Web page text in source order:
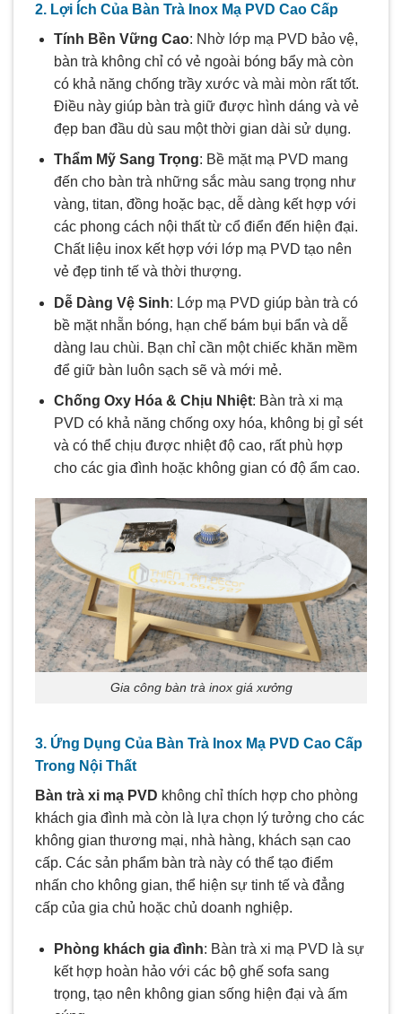
2. Lợi Ích Của Bàn Trà Inox Mạ PVD Cao Cấp
Tính Bền Vững Cao: Nhờ lớp mạ PVD bảo vệ,
bàn trà không chỉ có vẻ ngoài bóng bẩy mà còn
có khả năng chống trầy xước và mài mòn rất tốt.
Điều này giúp bàn trà giữ được hình dáng và vẻ
đẹp ban đầu dù sau một thời gian dài sử dụng.
Thẩm Mỹ Sang Trọng: Bề mặt mạ PVD mang
đến cho bàn trà những sắc màu sang trọng như
vàng, titan, đồng hoặc bạc, dễ dàng kết hợp với
các phong cách nội thất từ cổ điển đến hiện đại.
Chất liệu inox kết hợp với lớp mạ PVD tạo nên
vẻ đẹp tinh tế và thời thượng.
Dễ Dàng Vệ Sinh: Lớp mạ PVD giúp bàn trà có
bề mặt nhẵn bóng, hạn chế bám bụi bẩn và dễ
dàng lau chùi. Bạn chỉ cần một chiếc khăn mềm
để giữ bàn luôn sạch sẽ và mới mẻ.
Chống Oxy Hóa & Chịu Nhiệt: Bàn trà xi mạ
PVD có khả năng chống oxy hóa, không bị gỉ sét
và có thể chịu được nhiệt độ cao, rất phù hợp
cho các gia đình hoặc không gian có độ ẩm cao.
Gia công bàn trà inox giá xưởng
3. Ứng Dụng Của Bàn Trà Inox Mạ PVD Cao Cấp
Trong Nội Thất
Bàn trà xi mạ PVD không chỉ thích hợp cho phòng
khách gia đình mà còn là lựa chọn lý tưởng cho các
không gian thương mại, nhà hàng, khách sạn cao
cấp. Các sản phẩm bàn trà này có thể tạo điểm
nhấn cho không gian, thể hiện sự tinh tế và đẳng
cấp của gia chủ hoặc chủ doanh nghiệp.
Phòng khách gia đình: Bàn trà xi mạ PVD là sự
kết hợp hoàn hảo với các bộ ghế sofa sang
trọng, tạo nên không gian sống hiện đại và ấm